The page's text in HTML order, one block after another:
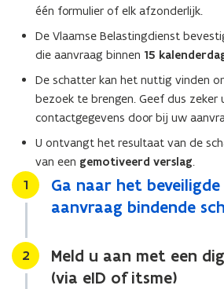
u
n
s
t
e
r
één formulier of elk afzonderlijk.
De Vlaamse Belastingdienst
die aanvraag binnen 15
De schatter kan het nuttig vinden
bezoek te brengen. Geef dus zeker
contactgegevens door bij uw
U ontvangt het resultaat van de
van een gemotiveerd verslag.
Stap
1
Ga naar het beveiligde
aanvraag bindende
Stap
2
Meld u aan met een
(via eID of itsme)